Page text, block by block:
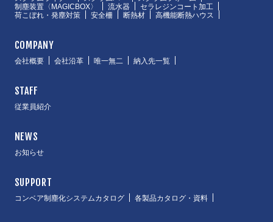
制塵装置〈MAGICBOX〉
流水器
セラレジンコート加工
荷こぼれ・発塵対策
安全柵 断熱材 高機能断熱ハウス
COMPANY
会社概要 会社沿革 唯一無二 納入先一覧
STAFF
従業員紹介
NEWS
お知らせ
SUPPORT
コンベア制塵化システムカタログ 各製品カタログ・資料